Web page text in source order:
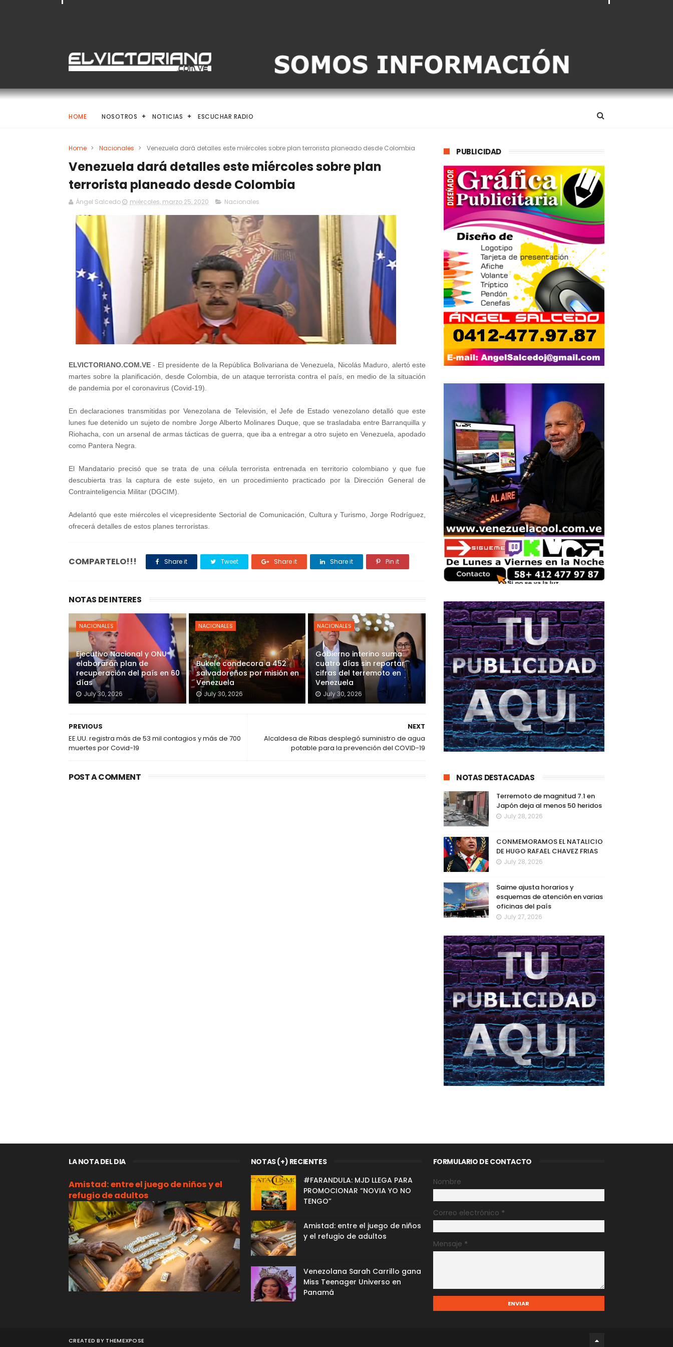
HOME NOSOTROS NOTICIAS ESCUCHAR RADIO
Home > Nacionales > Venezuela dará detalles este miércoles sobre plan terrorista planeado desde Colombia
Venezuela dará detalles este miércoles sobre plan
terrorista planeado desde Colombia
Ángel Salcedo miércoles, marzo 25, 2020 Nacionales
ELVICTORIANO.COM.VE - El presidente de la República Bolivariana de Venezuela, Nicolás Maduro, alertó este
martes sobre la planificación, desde Colombia, de un ataque terrorista contra el país, en medio de la situación
de pandemia por el coronavirus (Covid-19).
En declaraciones transmitidas por Venezolana de Televisión, el Jefe de Estado venezolano detalló que este
lunes fue detenido un sujeto de nombre Jorge Alberto Molinares Duque, que se trasladaba entre Barranquilla y
Riohacha, con un arsenal de armas tácticas de guerra, que iba a entregar a otro sujeto en Venezuela, apodado
como Pantera Negra.
El Mandatario precisó que se trata de una célula terrorista entrenada en territorio colombiano y que fue
descubierta tras la captura de este sujeto, en un procedimiento practicado por la Dirección General de
Contrainteligencia Militar (DGCIM).
Adelantó que este miércoles el vicepresidente Sectorial de Comunicación, Cultura y Turismo, Jorge Rodríguez,
ofrecerá detalles de estos planes terroristas.
COMPARTELO!!! Share it Tweet Share it Share it Pin it
NOTAS DE INTERES
NACIONALES
Ejecutivo Nacional y ONU
elaborarán plan de
recuperación del país en 60
días
July 30, 2026
NACIONALES
Bukele condecora a 452
salvadoreños por misión en
Venezuela
July 30, 2026
NACIONALES
Gobierno interino suma
cuatro días sin reportar
cifras del terremoto en
Venezuela
July 30, 2026
NEXT
Alcaldesa de Ribas desplegó suministro de agua
potable para la prevención del COVID-19
PREVIOUS
EE.UU. registra más de 53 mil contagios y más de 700
muertes por Covid-19
POST A COMMENT
PUBLICIDAD
NOTAS DESTACADAS
Terremoto de magnitud 7.1 en
Japón deja al menos 50 heridos
July 28, 2026
CONMEMORAMOS EL NATALICIO
DE HUGO RAFAEL CHAVEZ FRIAS
July 28, 2026
Saime ajusta horarios y
esquemas de atención en varias
oficinas del país
July 27, 2026
LA NOTA DEL DIA
Amistad: entre el juego de niños y el
refugio de adultos
NOTAS (+) RECIENTES
#FARANDULA: MJD LLEGA PARA
PROMOCIONAR “NOVIA YO NO
TENGO”
Amistad: entre el juego de niños
y el refugio de adultos
Venezolana Sarah Carrillo gana
Miss Teenager Universo en
Panamá
FORMULARIO DE CONTACTO
Nombre
Correo electrónico *
Mensaje *
CREATED BY THEMEXPOSE